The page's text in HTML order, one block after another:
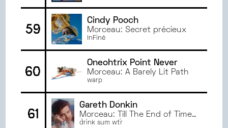
59
Cindy Pooch
Morceau: Secret précieux
InFiné
60
Oneohtrix Point Never
Morceau: A Barely Lit Path
warp
61
Gareth Donkin
Morceau: Till The End of Time
(Night Sky)
drink sum wtr